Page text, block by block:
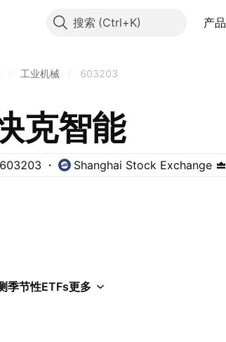
搜索 产品
工业机械 603203
克智能
603203 Shanghai Stock Exchange
季节性ETFs更多